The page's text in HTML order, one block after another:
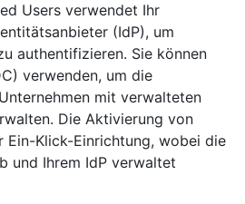
Users verwendet Ihr
(IdP), um
authentifizieren. Sie können
verwenden, um die
mit verwalteten
Die Aktivierung von
Ein-Klick-Einrichtung, wobei die
und Ihrem IdP verwaltet